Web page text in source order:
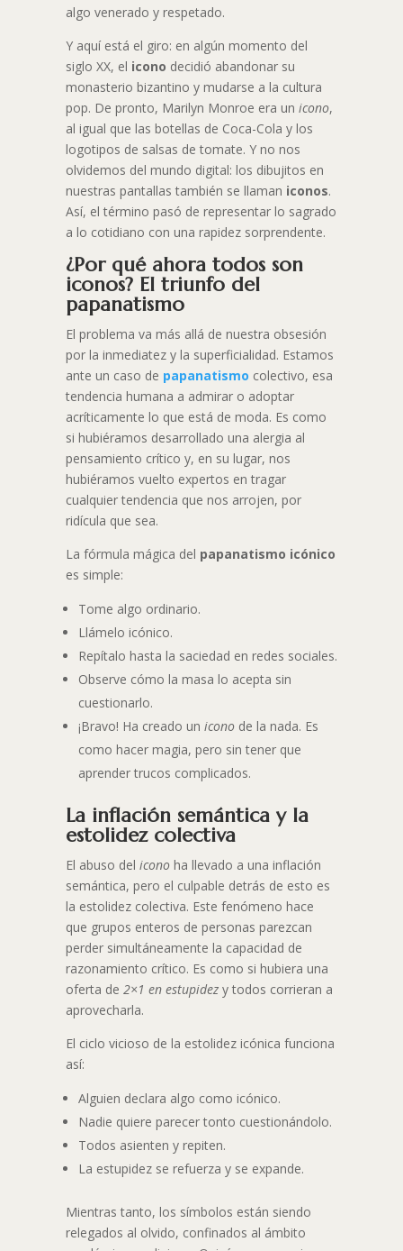
algo venerado y respetado.
Y aquí está el giro: en algún momento del
siglo XX, el icono decidió abandonar su
monasterio bizantino y mudarse a la cultura
pop. De pronto, Marilyn Monroe era un icono,
al igual que las botellas de Coca-Cola y los
logotipos de salsas de tomate. Y no nos
olvidemos del mundo digital: los dibujitos en
nuestras pantallas también se llaman iconos.
Así, el término pasó de representar lo sagrado
a lo cotidiano con una rapidez sorprendente.
¿Por qué ahora todos son
iconos? El triunfo del
papanatismo
El problema va más allá de nuestra obsesión
por la inmediatez y la superficialidad. Estamos
ante un caso de papanatismo colectivo, esa
tendencia humana a admirar o adoptar
acríticamente lo que está de moda. Es como
si hubiéramos desarrollado una alergia al
pensamiento crítico y, en su lugar, nos
hubiéramos vuelto expertos en tragar
cualquier tendencia que nos arrojen, por
ridícula que sea.
La fórmula mágica del papanatismo icónico
es simple:
Tome algo ordinario.
Llámelo icónico.
Repítalo hasta la saciedad en redes sociales.
Observe cómo la masa lo acepta sin
cuestionarlo.
¡Bravo! Ha creado un icono de la nada. Es
como hacer magia, pero sin tener que
aprender trucos complicados.
La inflación semántica y la
estolidez colectiva
El abuso del icono ha llevado a una inflación
semántica, pero el culpable detrás de esto es
la estolidez colectiva. Este fenómeno hace
que grupos enteros de personas parezcan
perder simultáneamente la capacidad de
razonamiento crítico. Es como si hubiera una
oferta de 2×1 en estupidezy todos corrieran a
aprovecharla.
El ciclo vicioso de la estolidez icónica funciona
así:
Alguien declara algo como icónico.
Nadie quiere parecer tonto cuestionándolo.
Todos asienten y repiten.
La estupidez se refuerza y se expande.
Mientras tanto, los símbolos están siendo
relegados al olvido, confinados al ámbito